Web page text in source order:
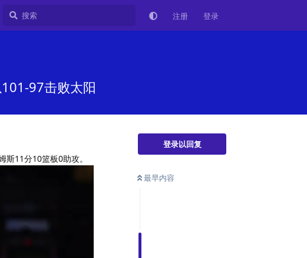
注册 登录
97击败太阳
登录以回复
最早内容
11分10篮板0助攻。